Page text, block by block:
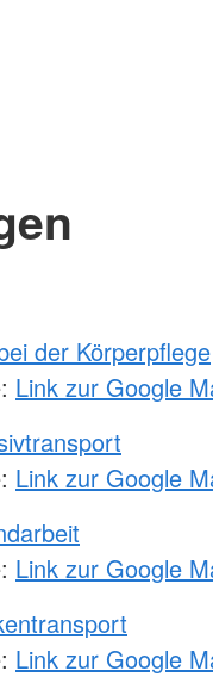
der Körperpflege
Link zur Google
Link zur Google
Link zur Google
Link zur Google